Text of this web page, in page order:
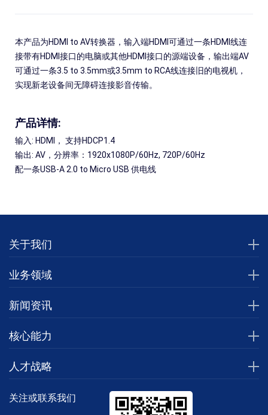
搜
本产品为HDMI to AV转换器，输入端HDMI可通过一条HDMI线连
接带有HDMI接口的电脑或其他HDMI接口的源端设备，输出端AV
可通过一条3.5 to 3.5mm或3.5mm to RCA线连接旧的电视机，
实现新老设备间无障碍连接影音传输。
产品详情:
输入: HDMI， 支持HDCP1.4
输出: AV，分辨率：1920x1080P/60Hz, 720P/60Hz
配一条USB-A 2.0 to Micro USB 供电线
关于我们
业务领域
新闻资讯
核心能力
人才战略
关注或联系我们